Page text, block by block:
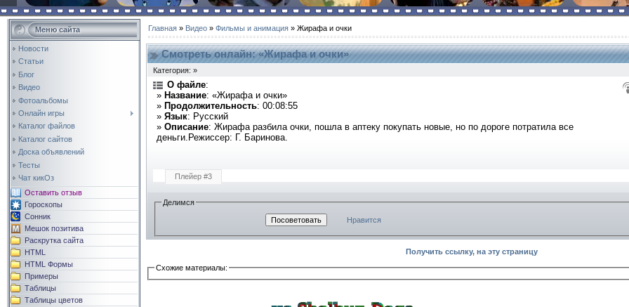
Меню сайта
Новости
Статьи
Блог
Видео
Фотоальбомы
Онлайн игры
Каталог файлов
Каталог сайтов
Доска объявлений
Тесты
Чат кикОз
Оставить отзыв
Гороскопы
Сонник
Мешок позитива
Раскрутка сайта
HTML
HTML Формы
Примеры
Таблицы
Таблицы цветов
Главная » Видео » Фильмы и анимация » Жирафа и очки
Смотреть онлайн: «Жирафа и очки»
Категория: »
О файле:
» Название: «Жирафа и очки»
» Продолжительность: 00:08:55
» Язык: Русский
» Описание: Жирафа разбила очки, пошла в аптеку покупать новые, но по дороге потратила все
деньги.Режиссер: Г. Баринова.
Плейер #3
Делимся
Нравится
Получить ссылку, на эту страницу
Схожие материалы: